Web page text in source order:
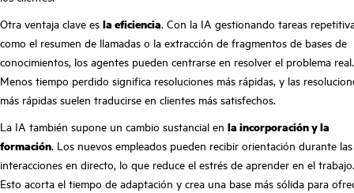
Otra ventaja clave es la eficiencia. Con la IA gestionando tareas
como el resumen de llamadas o la extracción de fragmentos de bases de
conocimientos, los agentes pueden centrarse en resolver el problema real.
Menos tiempo perdido significa resoluciones más rápidas, y las
más rápidas suelen traducirse en clientes más satisfechos.
La IA también supone un cambio sustancial en la incorporación y la
formación. Los nuevos empleados pueden recibir orientación durante las
interacciones en directo, lo que reduce el estrés de aprender en el trabajo.
Esto acorta el tiempo de adaptación y crea una base más sólida para